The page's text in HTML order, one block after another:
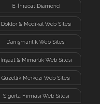
E-İhracat Diamond
Doktor & Medikal Web Sitesi
Danışmanlık Web Sitesi
İnşaat & Mimarlık Web Sitesi
Güzellik Merkezi Web Sitesi
Sigorta Firması Web Sitesi